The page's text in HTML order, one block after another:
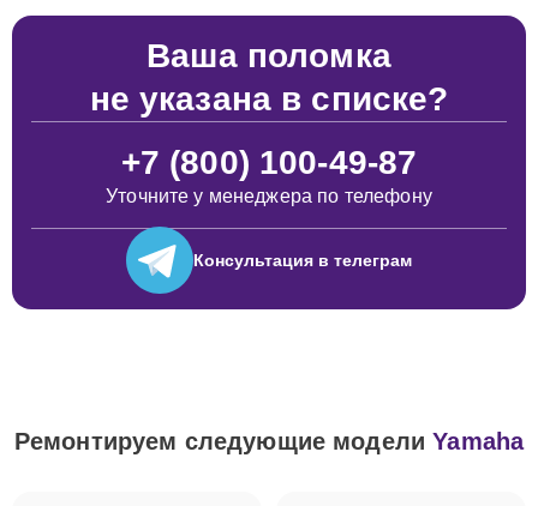
Ваша поломка
не указана в списке?
+7 (800) 100-49-87
Уточните у менеджера по телефону
Консультация в телеграм
Ремонтируем следующие моделиYamaha